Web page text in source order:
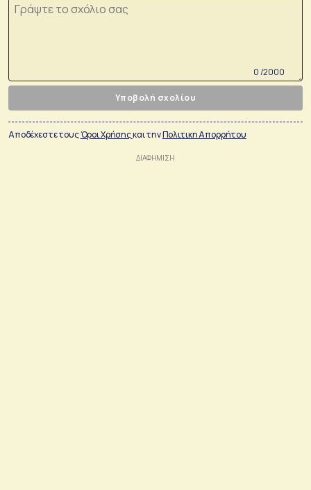
0 /2000
Υποβολή σχολίου
Αποδέχεστε τουςΌροι Χρήσηςκαι τηνΠολιτικη Απορρήτου